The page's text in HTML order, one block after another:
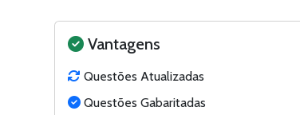
Vantagens
Questões Atualizadas
Questões Gabaritadas